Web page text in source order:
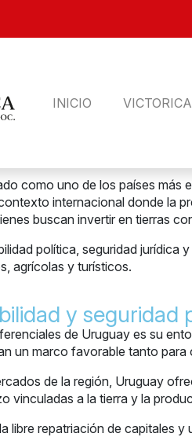
INICIO VICTORICA
como uno de los países más
internacional donde la
buscan invertir en tierras
política, seguridad
agrícolas y turísticos.
y seguridad
de Uruguay es su
un marco favorable tanto
de la región, Uruguay
vinculadas a la tierra y la
libre repatriación de